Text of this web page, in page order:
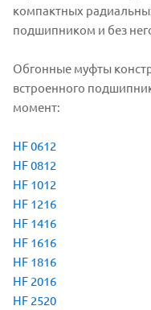
компактных
подшипником и без
Обгонные муфты
встроенного
момент:
HF 0612
HF 0812
HF 1012
HF 1216
HF 1416
HF 1616
HF 1816
HF 2016
HF 2520